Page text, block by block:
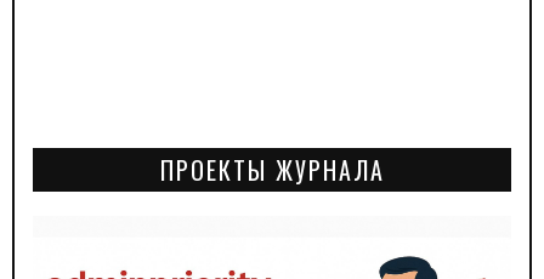
ПРОЕКТЫ ЖУРНАЛА